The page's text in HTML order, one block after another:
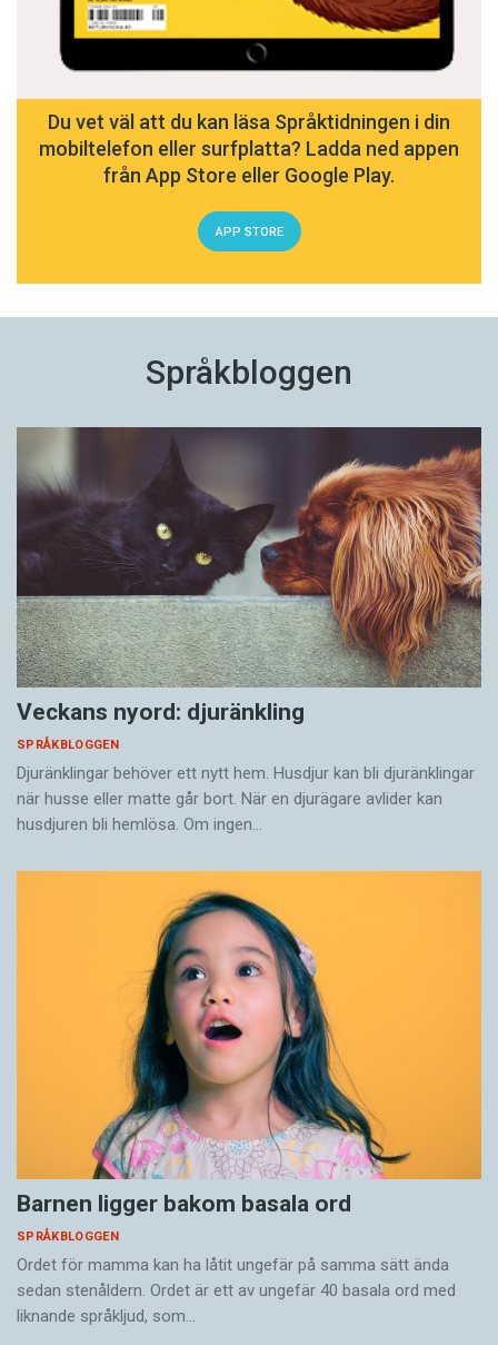
Du vet väl att du kan läsa Språktidningen i din
mobiltelefon eller surfplatta? Ladda ned appen
från App Store eller Google Play.
APP STORE
Språkbloggen
Veckans nyord: djuränkling
SPRÅKBLOGGEN
Djuränklingar behöver ett nytt hem. Husdjur kan bli djuränklingar
när husse eller matte går bort. När en djurägare avlider kan
husdjuren bli hemlösa. Om ingen…
Barnen ligger bakom basala ord
SPRÅKBLOGGEN
Ordet för mamma kan ha låtit ungefär på samma sätt ända
sedan stenåldern. Ordet är ett av ungefär 40 basala ord med
liknande språkljud, som…